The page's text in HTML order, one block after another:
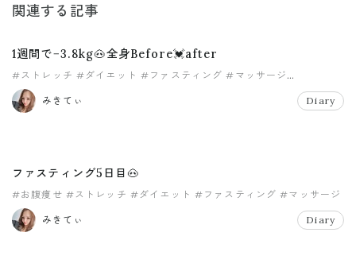
関連する記事
1週間で−3.8kg🐽全身Before💓after
#ストレッチ #ダイエット #ファスティング #マッサージ
#リンパマッサージ
みきてぃ
Diary
ファスティング5日目🐽
#お腹痩せ #ストレッチ #ダイエット #ファスティング #マッサージ
#レコーディング
みきてぃ
Diary